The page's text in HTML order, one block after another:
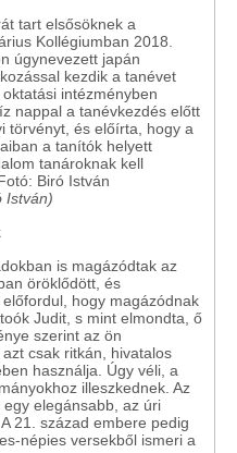
István)
is magázódtak az
öröklődött, és
hogy magázódnak
Judit, s mint elmondta, ő
szerint az ön
csak ritkán, hivatalos
használja. Úgy véli, a
illeszkednek. Az
elegánsabb, az úri
21. század embere pedig
népies versekből ismeri a